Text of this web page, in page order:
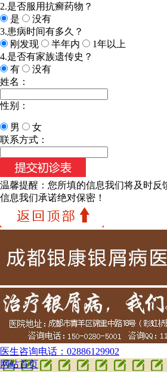
2.是否服用抗癣药物？
是
没有
3.患病时间有多久？
刚发现
半年内
1年以上
4.是否有家族遗传史？
有
没有
姓名：
性别：
男
女
联系方式：
温馨提醒： 您所填的信息我们将及时反
信息我们承诺绝对保密！
医生咨询电话： 02886129902
网站首页